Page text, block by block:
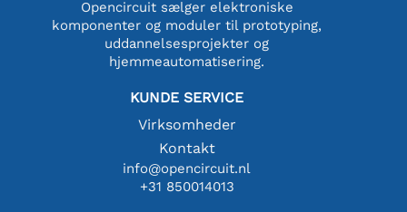
Opencircuit sælger elektroniske
komponenter og moduler til prototyping,
uddannelsesprojekter og
hjemmeautomatisering.
KUNDE SERVICE
Virksomheder
Kontakt
info@opencircuit.nl
+31 850014013